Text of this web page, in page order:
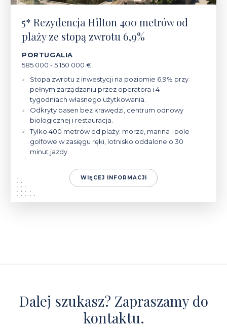
5* Rezydencja Hilton 400 metrów od
plaży ze stopą zwrotu 6,9%
PORTUGALIA
585 000 - 5 150 000 €
Stopa zwrotu z inwestycji na poziomie 6,9% przy
pełnym zarządzaniu przez operatora i 4
tygodniach własnego użytkowania.
Odkryty basen bez krawędzi, centrum odnowy
biologicznej i restauracja.
Tylko 400 metrów od plaży: morze, marina i pole
golfowe w zasięgu ręki, lotnisko oddalone o 30
minut jazdy.
WIĘCEJ INFORMACJI
Dalej szukasz? Zapraszamy do
kontaktu.